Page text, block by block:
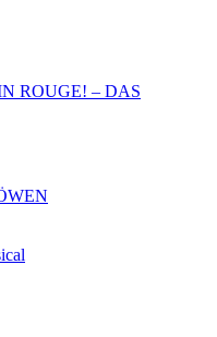
ROUGE! – DAS